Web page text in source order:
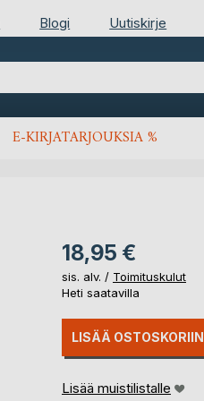
Blogi Uutiskirje
E-KIRJATARJOUKSIA %
18,95 €
sis. alv. / Toimituskulut
Heti saatavilla
LISÄÄ OSTOSKORIIN
Lisää muistilistalle